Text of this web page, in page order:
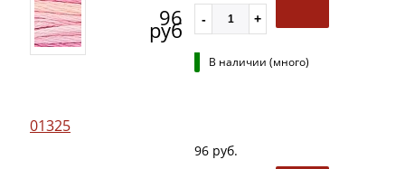
96
руб
В наличии (много)
01325
96 руб.